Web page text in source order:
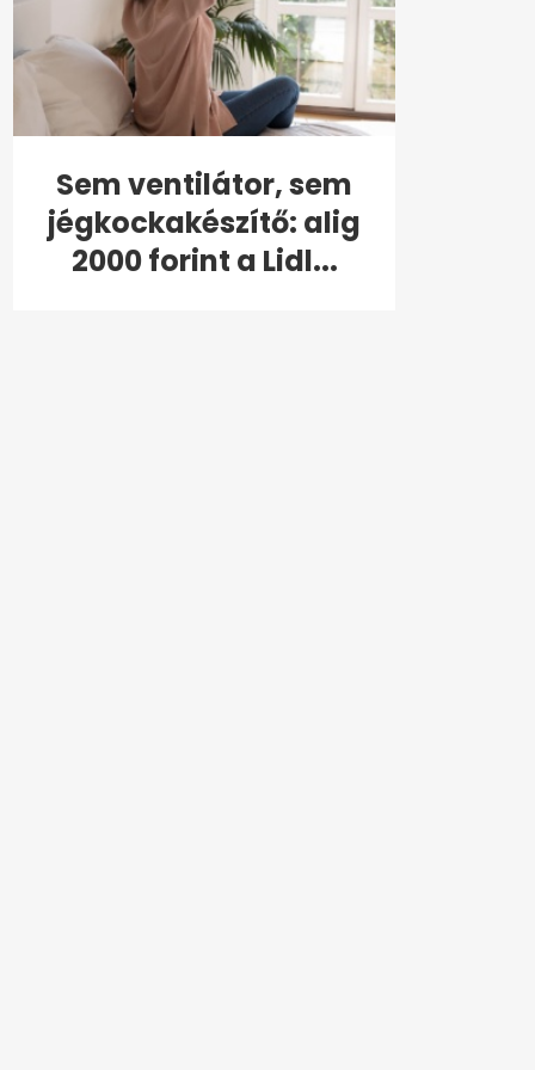
Sem ventilátor, sem
jégkockakészítő: alig
2000 forint a Lidl...